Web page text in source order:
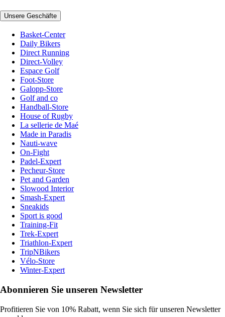
Unsere Geschäfte
Basket-Center
Daily Bikers
Direct Running
Direct-Volley
Espace Golf
Foot-Store
Galopp-Store
Golf and co
Handball-Store
House of Rugby
La sellerie de Maé
Made in Paradis
Nauti-wave
On-Fight
Padel-Expert
Pecheur-Store
Pet and Garden
Slowood Interior
Smash-Expert
Sneakids
Sport is good
Training-Fit
Trek-Expert
Triathlon-Expert
TripNBikers
Vélo-Store
Winter-Expert
Abonnieren Sie unseren Newsletter
Profitieren Sie von 10% Rabatt, wenn Sie sich für unseren Newsletter